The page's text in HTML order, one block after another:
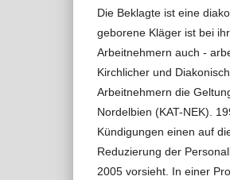
Die Beklagte ist eine
geborene Kläger ist bei
Arbeitnehmern auch -
Kirchlicher und
Arbeitnehmern die
Nordelbien (KAT-NEK).
Kündigungen einen auf
Reduzierung der
2005 vorsieht. In einer